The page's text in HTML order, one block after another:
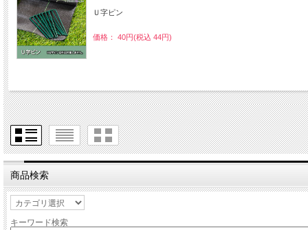
Ｕ字ピン
価格： 40円(税込 44円)
商品検索
キーワード検索